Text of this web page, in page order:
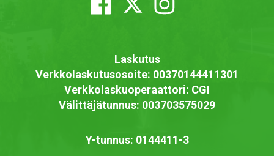
Laskutus
Verkkolaskutusosoite: 00370144411301
Verkkolaskuoperaattori: CGI
Välittäjätunnus: 003703575029
Y-tunnus: 0144411-3